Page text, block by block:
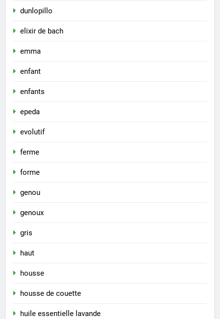
dunlopillo
elixir de bach
emma
enfant
enfants
epeda
evolutif
ferme
forme
genou
genoux
gris
haut
housse
housse de couette
huile essentielle lavande